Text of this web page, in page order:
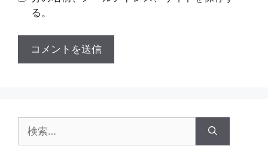
る。
索: